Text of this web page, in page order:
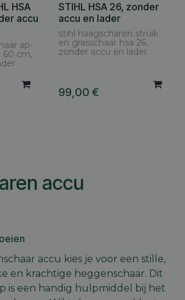
HSA
accu
ap-
60 cm,
Cashback AS € 30
STIHL HSA 26, zonder
accu en lader
stihl haagscharen struik
en grasschaar hsa 26,
zonder accu en lader
99,00 €
accu
accu kies je voor een stille,
en krachtige heggenschaar. Dit
is een handig hulpmiddel bij het